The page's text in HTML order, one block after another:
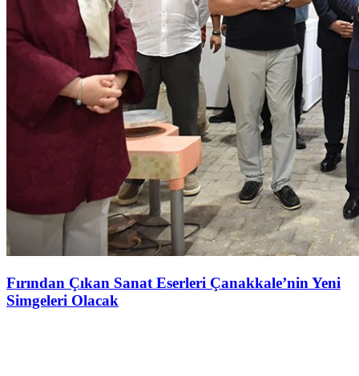
Fırından Çıkan Sanat Eserleri Çanakkale’nin Yeni
Simgeleri Olacak